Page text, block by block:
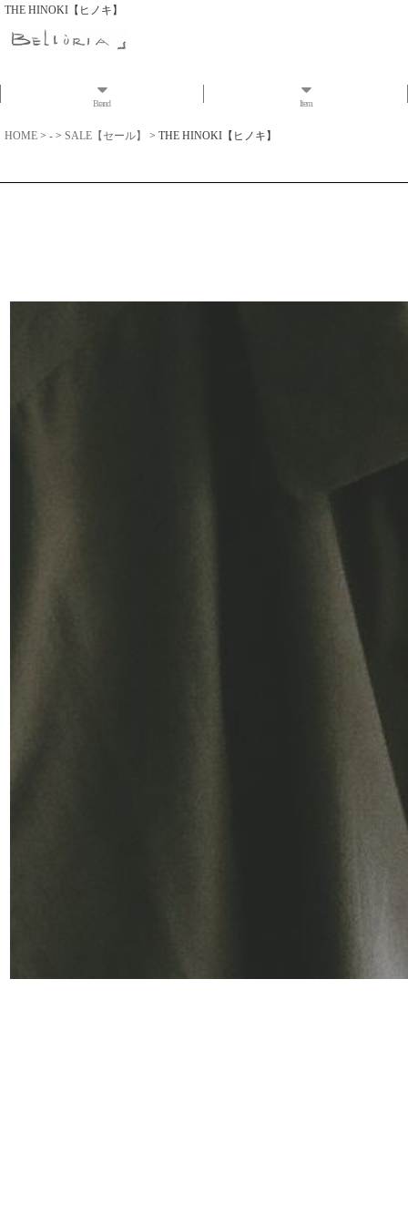
THE HINOKI【ヒノキ】
Brand Item
HOME > - > SALE【セール】 > THE HINOKI【ヒノキ】